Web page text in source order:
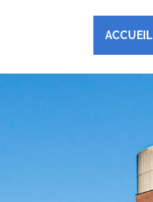
ACCUEIL